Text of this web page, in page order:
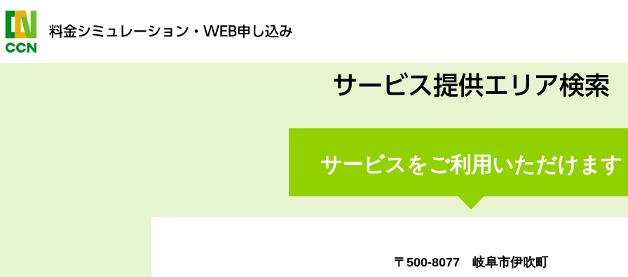
料金シミュレーション ・WEB申し込み
サービス提供エリア検索
サービスをご利用いただけます
〒500-8077 岐阜市伊吹町